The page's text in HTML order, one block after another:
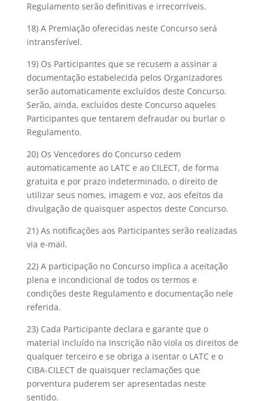
Regulamento serão definitivas e irrecorríveis.
18) A Premiação oferecidas neste Concurso será
intransferível.
19) Os Participantes que se recusem a assinar a
documentação estabelecida pelos Organizadores
serão automaticamente excluídos deste Concurso.
Serão, ainda, excluídos deste Concurso aqueles
Participantes que tentarem defraudar ou burlar o
Regulamento.
20) Os Vencedores do Concurso cedem
automaticamente ao LATC e ao CILECT, de forma
gratuita e por prazo indeterminado, o direito de
utilizar seus nomes, imagem e voz, aos efeitos da
divulgação de quaisquer aspectos deste Concurso.
21) As notificações aos Participantes serão realizadas
via e-mail.
22) A participação no Concurso implica a aceitação
plena e incondicional de todos os termos e
condições deste Regulamento e documentação nele
referida.
23) Cada Participante declara e garante que o
material incluído na Inscrição não viola os direitos de
qualquer terceiro e se obriga a isentar o LATC e o
CIBA-CILECT de quaisquer reclamações que
porventura puderem ser apresentadas neste
sentido.